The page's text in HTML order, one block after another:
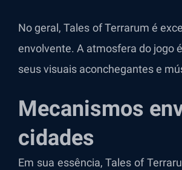
No geral, Tales of Terrarum é
envolvente. A atmosfera do jogo
seus visuais aconchegantes e
Mecanismos
cidades
Em sua essência, Tales of